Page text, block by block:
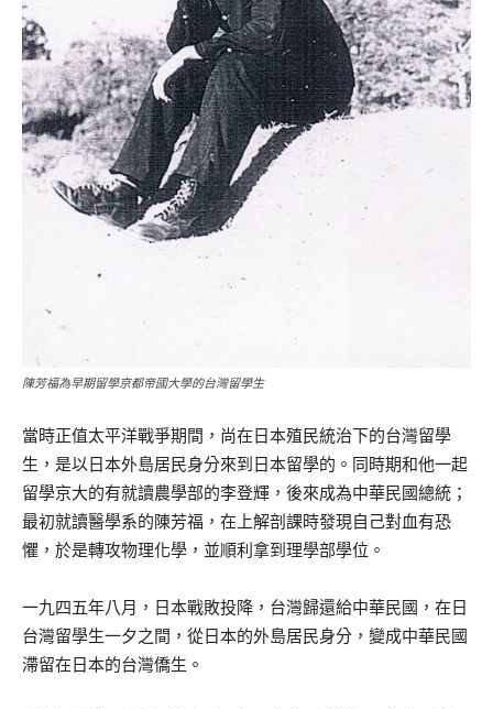
陳芳福為早期留學京都帝國大學的台灣留學生
當時正值太平洋戰爭期間，尚在日本殖民統治下的台灣留學
生，是以日本外島居民身分來到日本留學的。同時期和他一起
留學京大的有就讀農學部的李登輝，後來成為中華民國總統；
最初就讀醫學系的陳芳福，在上解剖課時發現自己對血有恐
懼，於是轉攻物理化學，並順利拿到理學部學位。
一九四五年八月，日本戰敗投降，台灣歸還給中華民國，在日
台灣留學生一夕之間，從日本的外島居民身分，變成中華民國
滯留在日本的台灣僑生。